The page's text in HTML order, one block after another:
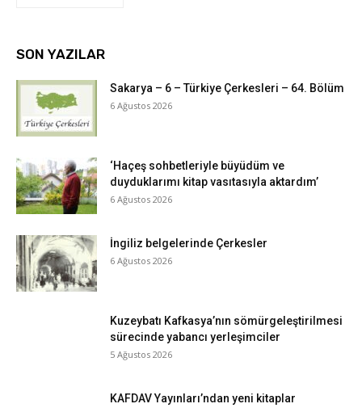
SON YAZILAR
Sakarya – 6 – Türkiye Çerkesleri – 64. Bölüm
6 Ağustos 2026
‘Haçeş sohbetleriyle büyüdüm ve
duyduklarımı kitap vasıtasıyla aktardım’
6 Ağustos 2026
İngiliz belgelerinde Çerkesler
6 Ağustos 2026
Kuzeybatı Kafkasya’nın sömürgeleştirilmesi
sürecinde yabancı yerleşimciler
5 Ağustos 2026
KAFDAV Yayınları’ndan yeni kitaplar